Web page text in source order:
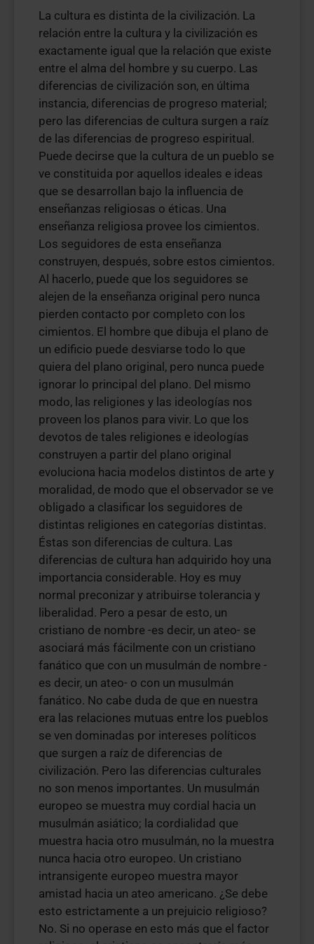
La cultura es distinta de la civilización. La
relación entre la cultura y la civilización es
exactamente igual que la relación que existe
entre el alma del hombre y su cuerpo. Las
diferencias de civilización son, en última
instancia, diferencias de progreso material;
pero las diferencias de cultura surgen a raíz
de las diferencias de progreso espiritual.
Puede decirse que la cultura de un pueblo se
ve constituida por aquellos ideales e ideas
que se desarrollan bajo la influencia de
enseñanzas religiosas o éticas. Una
enseñanza religiosa provee los cimientos.
Los seguidores de esta enseñanza
construyen, después, sobre estos cimientos.
Al hacerlo, puede que los seguidores se
alejen de la enseñanza original pero nunca
pierden contacto por completo con los
cimientos. El hombre que dibuja el plano de
un edificio puede desviarse todo lo que
quiera del plano original, pero nunca puede
ignorar lo principal del plano. Del mismo
modo, las religiones y las ideologías nos
proveen los planos para vivir. Lo que los
devotos de tales religiones e ideologías
construyen a partir del plano original
evoluciona hacia modelos distintos de arte y
moralidad, de modo que el observador se ve
obligado a clasificar los seguidores de
distintas religiones en categorías distintas.
Éstas son diferencias de cultura. Las
diferencias de cultura han adquirido hoy una
importancia considerable. Hoy es muy
normal preconizar y atribuirse tolerancia y
liberalidad. Pero a pesar de esto, un
cristiano de nombre -es decir, un ateo- se
asociará más fácilmente con un cristiano
fanático que con un musulmán de nombre -
es decir, un ateo- o con un musulmán
fanático. No cabe duda de que en nuestra
era las relaciones mutuas entre los pueblos
se ven dominadas por intereses políticos
que surgen a raíz de diferencias de
civilización. Pero las diferencias culturales
no son menos importantes. Un musulmán
europeo se muestra muy cordial hacia un
musulmán asiático; la cordialidad que
muestra hacia otro musulmán, no la muestra
nunca hacia otro europeo. Un cristiano
intransigente europeo muestra mayor
amistad hacia un ateo americano. ¿Se debe
esto estrictamente a un prejuicio religioso?
No. Si no operase en esto más que el factor